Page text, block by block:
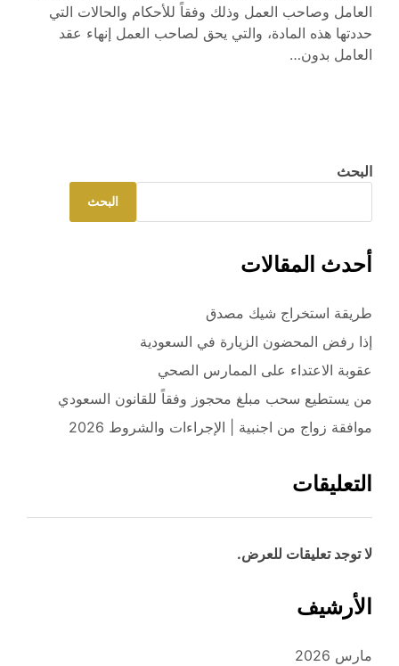
العامل وصاحب العمل وذلك وفقاً للأحكام والحالات التي
حددتها هذه المادة، والتي يحق لصاحب العمل إنهاء عقد
العامل بدون…
البحث
البحث
أحدث المقالات
طريقة استخراج شيك مصدق
إذا رفض المحضون الزيارة في السعودية
عقوبة الاعتداء على الممارس الصحي
من يستطيع سحب مبلغ محجوز وفقاً للقانون السعودي
موافقة زواج من اجنبية | الإجراءات والشروط 2026
التعليقات
لا توجد تعليقات للعرض.
الأرشيف
مارس 2026